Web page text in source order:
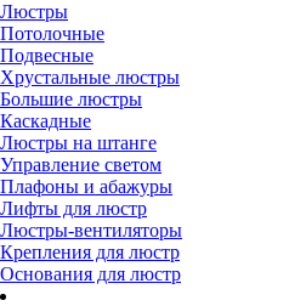
Люстры
Потолочные
Подвесные
Хрустальные люстры
Большие люстры
Каскадные
Люстры на штанге
Управление светом
Плафоны и абажуры
Лифты для люстр
Люстры-вентиляторы
Крепления для люстр
Основания для люстр